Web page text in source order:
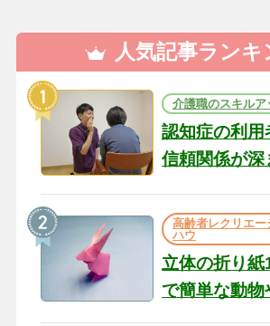
人気記事ランキ
介護職のスキルア
認知症の利用
信頼関係が深
の現場から
高齢者レクリエー
ハウ
立体の折り
で簡単な動物